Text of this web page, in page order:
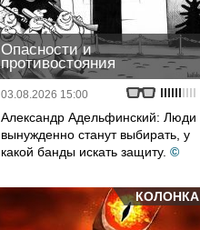
Опасности и
противостояния
03.08.2026 15:00
Александр Адельфинский: Люди
вынужденно станут выбирать, у
какой банды искать защиту. ©
КОЛОНКА